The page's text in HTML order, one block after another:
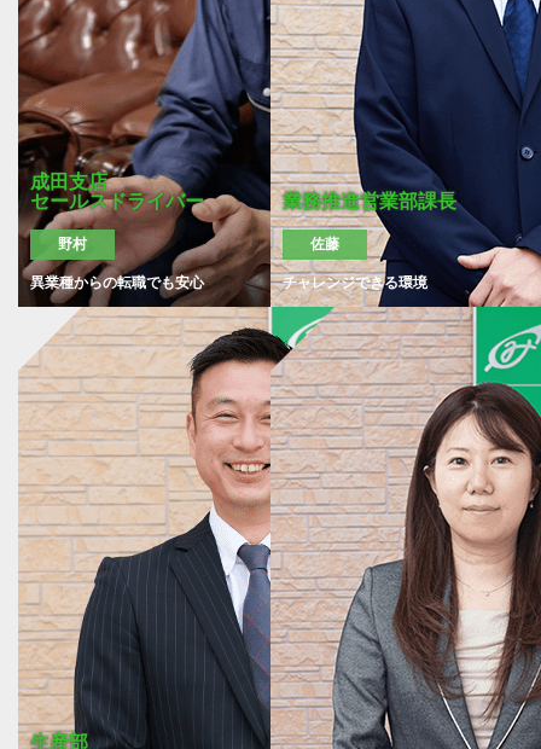
成田支店
セールスドライバー
野村
異業種からの転職でも安心
業務推進営業部課長
佐藤
チャレンジできる環境
生産部